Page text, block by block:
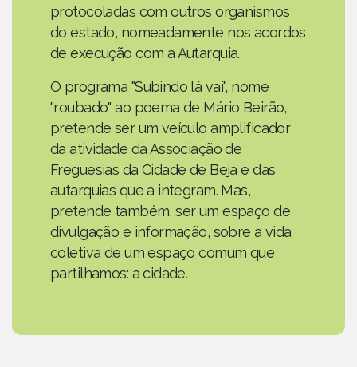
protocoladas com outros organismos
do estado, nomeadamente nos acordos
de execução com a Autarquia.
O programa "Subindo lá vai", nome
"roubado" ao poema de Mário Beirão,
pretende ser um veículo amplificador
da atividade da Associação de
Freguesias da Cidade de Beja e das
autarquias que a integram. Mas,
pretende também, ser um espaço de
divulgação e informação, sobre a vida
coletiva de um espaço comum que
partilhamos: a cidade.